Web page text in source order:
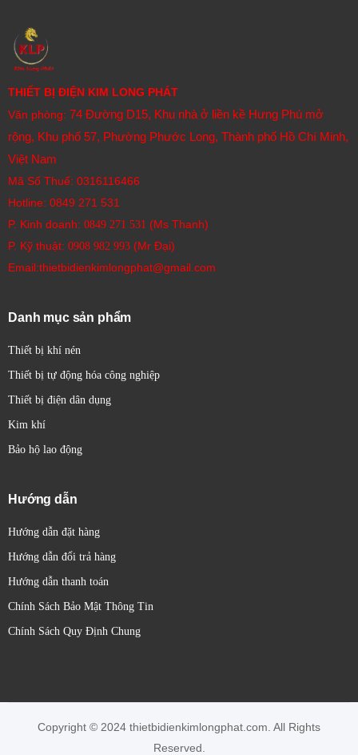
THIẾT BỊ ĐIỆN KIM LONG PHÁT
Văn phòng: 74 Đường D15, Khu nhà ở liền kề Hưng Phú mở
rộng, Khu phố 57, Phường Phước Long, Thành phố Hồ Chí Minh,
Việt Nam
Mã Số Thuế: 0316116466
Hotline: 0849 271 531
P. Kinh doanh: 0849 271 531 (Ms Thanh)
P. Kỹ thuật: 0908 982 993​ (Mr Đại)
Email:thietbidienkimlongphat@gmail.com
Danh mục sản phẩm
Thiết bị khí nén
Thiết bị tự động hóa công nghiệp
Thiết bị điện dân dụng
Kim khí
Bảo hộ lao động
Hướng dẫn
Hướng dẫn đặt hàng
Hướng dẫn đổi trả hàng
Hướng dẫn thanh toán
Chính Sách Bảo Mật Thông Tin
Chính Sách Quy Định Chung
Copyright © 2024 thietbidienkimlongphat.com. All Rights
Reserved.